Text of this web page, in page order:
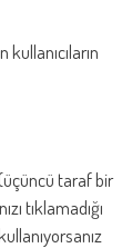
taraf bir
tıklamadığı